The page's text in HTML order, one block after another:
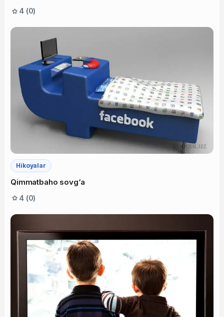
4 (0)
Hikoyalar
Qimmatbaho sovg‘a
4 (0)